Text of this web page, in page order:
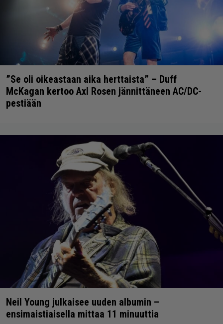
”Se oli oikeastaan aika herttaista” – Duff
McKagan kertoo Axl Rosen jännittäneen AC/DC-
pestiään
Neil Young julkaisee uuden albumin –
ensimaistiaisella mittaa 11 minuuttia